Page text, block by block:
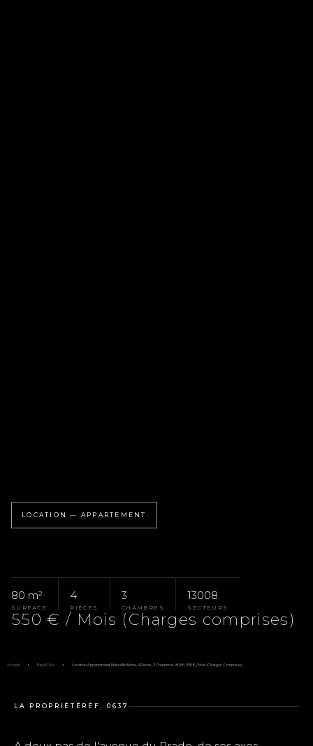
LOCATION — APPARTEMENT
80 m²
SURFACE
4
PIÈCES
3
CHAMBRES
13008
SECTEURS
550 € / Mois (Charges comprises)
Accueil Pays D'Aix Location Appartement Marseille 8ème, 4 Pièces, 3 Chambres, 80 M², 550 € / Mois (Charges Comprises)
LA PROPRIÉTÉ RÉF. 0637